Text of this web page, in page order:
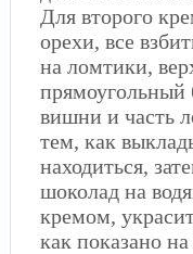
Для второго
орехи, все
на ломтики,
прямоугольный
вишни и часть
тем, как
находиться,
шоколад на
кремом,
как показано